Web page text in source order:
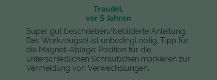
Traudel,
vor 5 Jahren
Super gut beschrieben/bebilderte Anleitung.
Das Werkzeugset ist unbedingt nötig. Tipp für
die Magnet-Ablage: Position für die
unterschiedlichen Schräubchen markieren zur
Vermeidung von Verwechslungen.